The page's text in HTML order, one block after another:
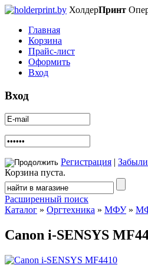
ХолдерПринт
Главная
Корзина
Прайс-лист
Оформить
Вход
Вход
Регистрация |
Корзина пуста.
Расширенный поиск
Каталог » Оргтехника » МФУ»
Canon i-SENSYS